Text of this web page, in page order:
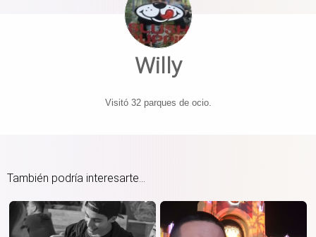
Willy
Visitó 32 parques de ocio.
También podría interesarte...